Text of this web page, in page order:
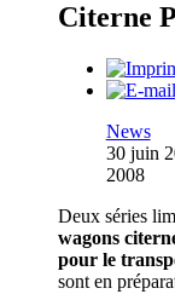
Citerne
News
30 juin
2008
Deux séries
wagons
pour le
sont en